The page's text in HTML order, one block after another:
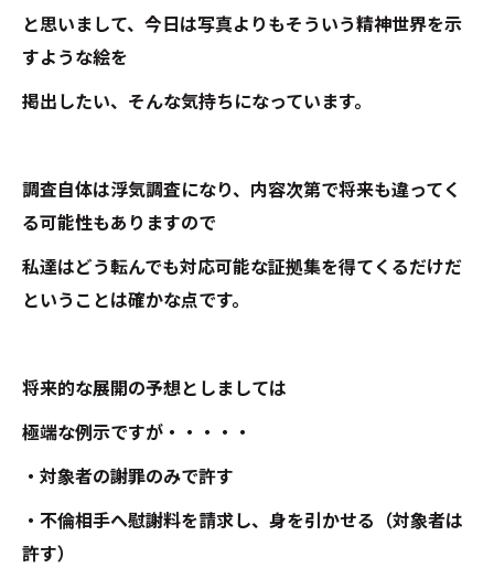
と思いまして、今日は写真よりもそういう精神世界を示
すような絵を
掲出したい、そんな気持ちになっています。
調査自体は浮気調査になり、内容次第で将来も違ってく
る可能性もありますので
私達はどう転んでも対応可能な証拠集を得てくるだけだ
ということは確かな点です。
将来的な展開の予想としましては
極端な例示ですが・・・・・
・対象者の謝罪のみで許す
・不倫相手へ慰謝料を請求し、身を引かせる（対象者は
許す）